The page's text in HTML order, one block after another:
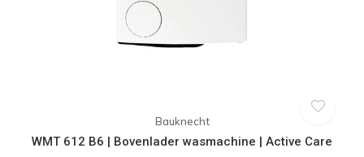
Bauknecht
WMT 612 B6 | Bovenlader wasmachine | Active Care